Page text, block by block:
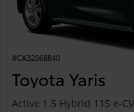
#CA32068840
Toyota Yaris
Active 1.5 Hybrid 115 e-